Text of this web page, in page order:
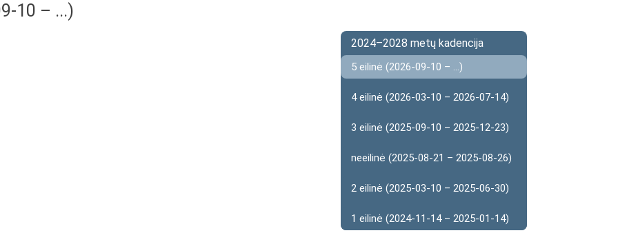
10 – ...)
2024–2028 metų kadencija
5 eilinė (2026-09-10 – ...)
4 eilinė (2026-03-10 – 2026-07-14)
3 eilinė (2025-09-10 – 2025-12-23)
neeilinė (2025-08-21 – 2025-08-26)
2 eilinė (2025-03-10 – 2025-06-30)
1 eilinė (2024-11-14 – 2025-01-14)